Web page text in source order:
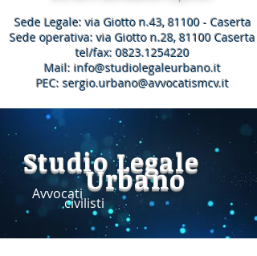
Sede Legale: via Giotto n.43, 81100 - Caserta
Sede operativa: via Giotto n.28, 81100 Caserta
tel/fax:0823.1254220
Mail: info@studiolegaleurbano.it
PEC:sergio.urbano@avvocatismcv.it
Studio Legale
Avvocati
civilisti
Urbano